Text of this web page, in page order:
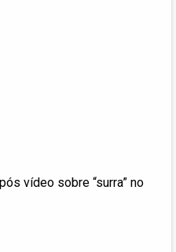
vídeo sobre “surra” no